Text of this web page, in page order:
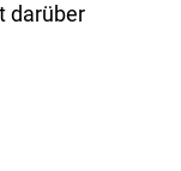
darüber